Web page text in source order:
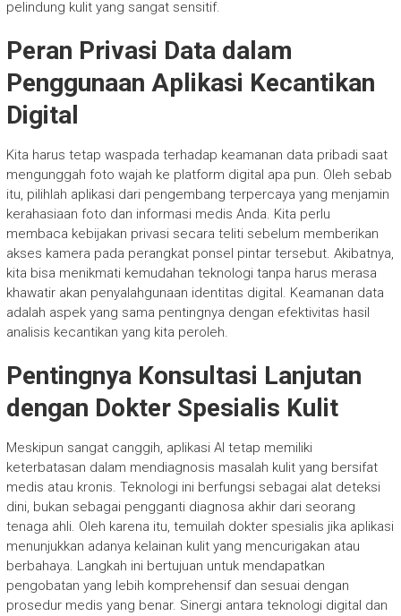
pelindung kulit yang sangat sensitif.
Peran Privasi Data dalam
Penggunaan Aplikasi Kecantikan
Digital
Kita harus tetap waspada terhadap keamanan data pribadi saat
mengunggah foto wajah ke platform digital apa pun. Oleh sebab
itu, pilihlah aplikasi dari pengembang terpercaya yang menjamin
kerahasiaan foto dan informasi medis Anda. Kita perlu
membaca kebijakan privasi secara teliti sebelum memberikan
akses kamera pada perangkat ponsel pintar tersebut. Akibatnya,
kita bisa menikmati kemudahan teknologi tanpa harus merasa
khawatir akan penyalahgunaan identitas digital. Keamanan data
adalah aspek yang sama pentingnya dengan efektivitas hasil
analisis kecantikan yang kita peroleh.
Pentingnya Konsultasi Lanjutan
dengan Dokter Spesialis Kulit
Meskipun sangat canggih, aplikasi AI tetap memiliki
keterbatasan dalam mendiagnosis masalah kulit yang bersifat
medis atau kronis. Teknologi ini berfungsi sebagai alat deteksi
dini, bukan sebagai pengganti diagnosa akhir dari seorang
tenaga ahli. Oleh karena itu, temuilah dokter spesialis jika aplikasi
menunjukkan adanya kelainan kulit yang mencurigakan atau
berbahaya. Langkah ini bertujuan untuk mendapatkan
pengobatan yang lebih komprehensif dan sesuai dengan
prosedur medis yang benar. Sinergi antara teknologi digital dan